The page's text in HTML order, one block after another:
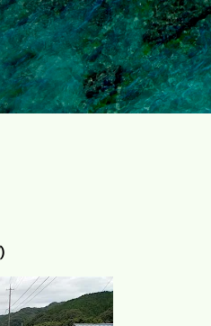
テンツに移動